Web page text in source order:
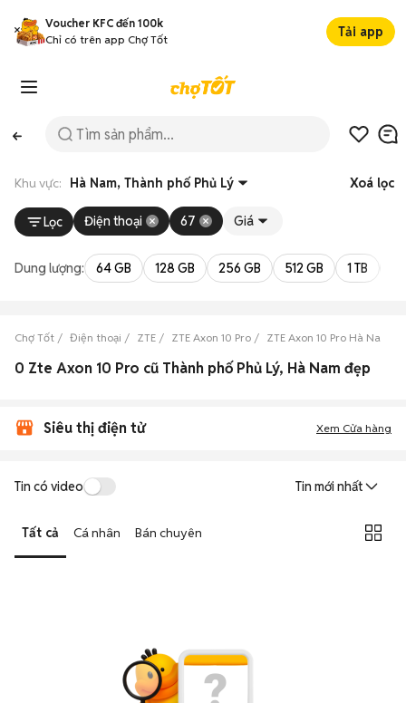
Voucher KFC đến 100k
Chỉ có trên app Chợ Tốt
Tải app
Khu vực: Hà Nam, Thành phố Phủ Lý Xoá lọc
Lọc Điện thoại 67 Giá
Dung lượng: 64 GB 128 GB 256 GB 512 GB 1 TB
Chợ Tốt Điện thoại ZTE ZTE Axon 10 Pro ZTE Axon 10 Pro Hà Nam
0 Zte Axon 10 Pro cũ Thành phố Phủ Lý, Hà Nam đẹp
Siêu thị điện tử Xem Cửa hàng
Tin có video Tin mới nhất
Tất cả Cá nhân Bán chuyên